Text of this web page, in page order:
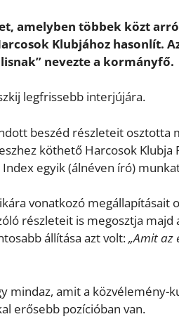
amelyben többek közt
Klubjához hasonlít.
nevezte a kormányfő.
legfrissebb interjújára.
beszéd részleteit osztotta
köthető Harcosok Klubja
egyik (álnéven író)
vonatkozó megállapításait
részleteit is megosztja majd
állítása azt volt:„Amit az
mindaz, amit a közvélemény-
erősebb pozícióban van.